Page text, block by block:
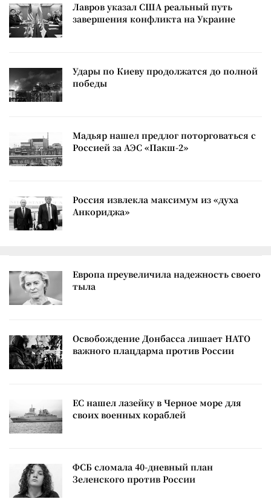
Лавров указал США реальный путь
завершения конфликта на Украине
Удары по Киеву продолжатся до полной
победы
Мадьяр нашел предлог поторговаться с
Россией за АЭС «Пакш-2»
Россия извлекла максимум из «духа
Анкориджа»
Европа преувеличила надежность своего
тыла
Освобождение Донбасса лишает НАТО
важного плацдарма против России
ЕС нашел лазейку в Черное море для
своих военных кораблей
ФСБ сломала 40-дневный план
Зеленского против России